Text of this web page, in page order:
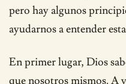
pero hay algunos
ayudarnos a entender
En primer lugar, Dios
que nosotros mismos. A